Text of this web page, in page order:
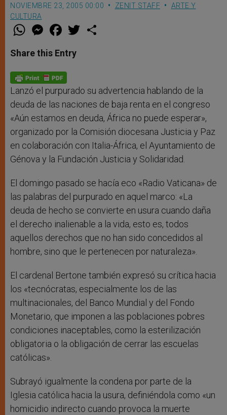
NOVIEMBRE 23, 2005 00:00 ZENIT STAFF
ARTE Y
CULTURA
W
t
s
p
p
M
e
s
e
g
e
r
F
a
e
b
o
k
w
Share this Entry
Lanzó el purpurado su advertencia hablando de la
deuda de las naciones de baja renta en el congreso
«Aún estamos en deuda, África no puede esperar»,
organizado por la Comisión diocesana Justicia y Paz
en colaboración con Italia-África, el Ayuntamiento de
Génova y la Fundación Justicia y Solidaridad.
El domingo pasado se hacía eco «Radio Vaticana» de
las palabras del purpurado en aquel marco: «La
deuda de hecho se convierte en usura cuando daña
el derecho inalienable a la vida, esto es, todos
aquellos derechos que no han sido concedidos al
hombre, sino que le pertenecen por naturaleza».
El cardenal Bertone también expresó su crítica hacia
los «tecnócratas, especialmente los de las
multinacionales, del Banco Mundial y del Fondo
Monetario, que imponen a las poblaciones pobres
condiciones inaceptables, como la esterilización
obligatoria o la obligación de cerrar las escuelas
católicas».
Subrayó igualmente la condena por parte de la
Iglesia católica hacia la usura, definiéndola como «un
homicidio indirecto cuando provoca la muerte